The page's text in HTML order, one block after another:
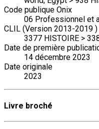
Code publique Onix
06 Professionnel et
CLIL (Version 2013-2019 )
3377 HISTOIRE >
Date de première
14 décembre 2023
Date originale
2023
Livre broché